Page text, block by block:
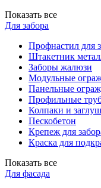
Показать все
Для забора
Профнастил для
Штакетник
Заборы жалюзи
Модульные
Панельные
Профильные
Колпаки и
Пескобетон
Крепеж для
Краска для
Показать все
Для фасада